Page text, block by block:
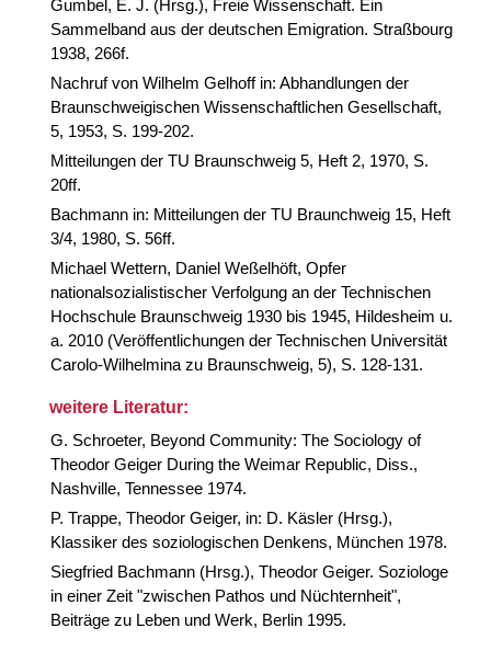
Gumbel, E. J. (Hrsg.), Freie Wissenschaft. Ein
Sammelband aus der deutschen Emigration. Straßbourg
1938, 266f.
Nachruf von Wilhelm Gelhoff in: Abhandlungen der
Braunschweigischen Wissenschaftlichen Gesellschaft,
5, 1953, S. 199-202.
Mitteilungen der TU Braunschweig 5, Heft 2, 1970, S.
20ff.
Bachmann in: Mitteilungen der TU Braunchweig 15, Heft
3/4, 1980, S. 56ff.
Michael Wettern, Daniel Weßelhöft, Opfer
nationalsozialistischer Verfolgung an der Technischen
Hochschule Braunschweig 1930 bis 1945, Hildesheim u.
a. 2010 (Veröffentlichungen der Technischen Universität
Carolo-Wilhelmina zu Braunschweig, 5), S. 128-131.
weitere Literatur:
G. Schroeter, Beyond Community: The Sociology of
Theodor Geiger During the Weimar Republic, Diss.,
Nashville, Tennessee 1974.
P. Trappe, Theodor Geiger, in: D. Käsler (Hrsg.),
Klassiker des soziologischen Denkens, München 1978.
Siegfried Bachmann (Hrsg.), Theodor Geiger. Soziologe
in einer Zeit "zwischen Pathos und Nüchternheit",
Beiträge zu Leben und Werk, Berlin 1995.